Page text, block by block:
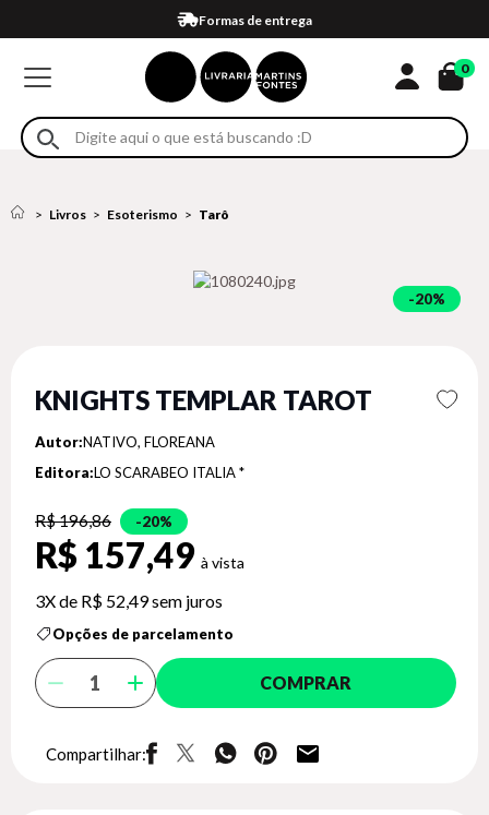
Formas de entrega
Compra 100% segura
Em até 4x sem juros no cartão*
Retire na loja
Eventos
0
Livros Esoterismo Tarô
20%
KNIGHTS TEMPLAR TAROT
Autor:NATIVO, FLOREANA
Editora:LO SCARABEO ITALIA *
R$ 196,86 20%
R$ 157,49
3X de R$ 52,49sem juros
Opções de parcelamento
COMPRAR
Compartilhar: